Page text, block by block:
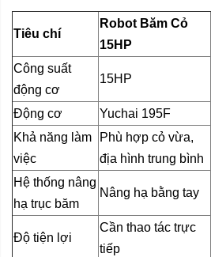
Tiêu chí
Robot Băm Cỏ
15HP
Công suất
động cơ
15HP
Động cơ Yuchai 195F
Khả năng làm
việc
Phù hợp cỏ vừa,
địa hình trung bình
Hệ thống nâng
hạ trục băm
Nâng hạ bằng tay
Độ tiện lợi
Cần thao tác trực
tiếp